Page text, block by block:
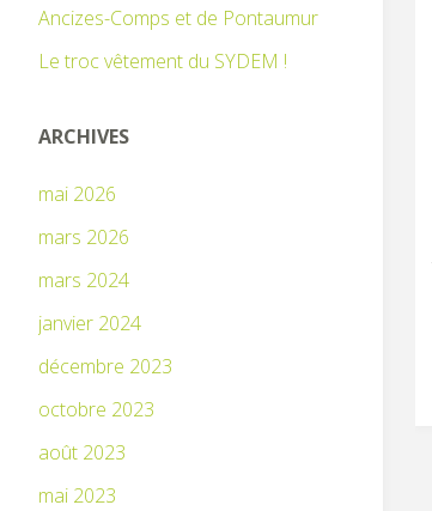
Ancizes-Comps et de Pontaumur
Le troc vêtement du SYDEM !
ARCHIVES
mai 2026
mars 2026
mars 2024
janvier 2024
décembre 2023
octobre 2023
août 2023
mai 2023